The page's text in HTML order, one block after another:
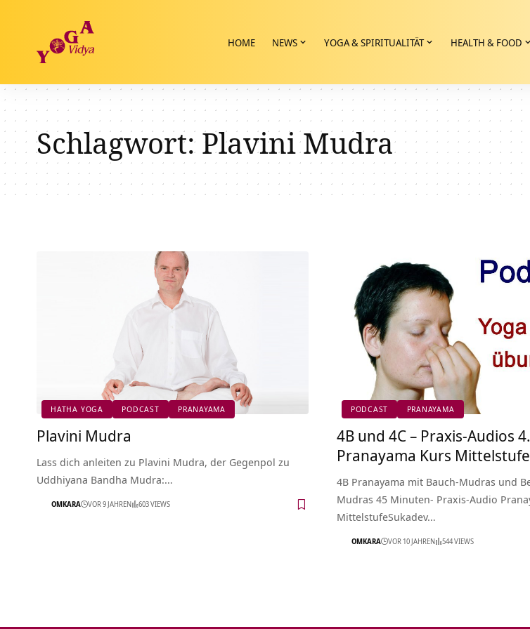
HOME NEWS YOGA & SPIRITUALITÄT HEALTH & FOOD
Schlagwort:Plavini Mudra
HATHA YOGA PODCAST PRANAYAMA
Plavini Mudra
Lass dich anleiten zu Plavini Mudra, der Gegenpol zu
Uddhiyana Bandha Mudra:…
OMKARA VOR 9 JAHREN 603 VIEWS
PODCAST PRANAYAMA
4B und 4C – Praxis-Audios
Pranayama Kurs Mittelstufe
4B Pranayama mit Bauch-Mudras und
Mudras 45 Minuten- Praxis-Audio
MittelstufeSukadev…
OMKARA VOR 10 JAHREN 544 VIEWS